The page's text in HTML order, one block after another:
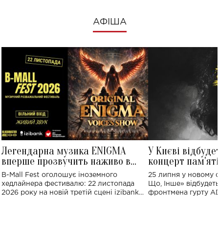
АФІША
Легендарна музика ENIGMA
вперше прозвучить наживо в
Україні: де відбудеться концерт
B-Mall Fest оголошує іноземного
хедлайнера фестивалю: 22 листопада
2026 року на новій третій сцені izibank
У Києві
концерт
Клименка:
виконають
25 липня у новому
Що, Інше»
фронтмена гурту